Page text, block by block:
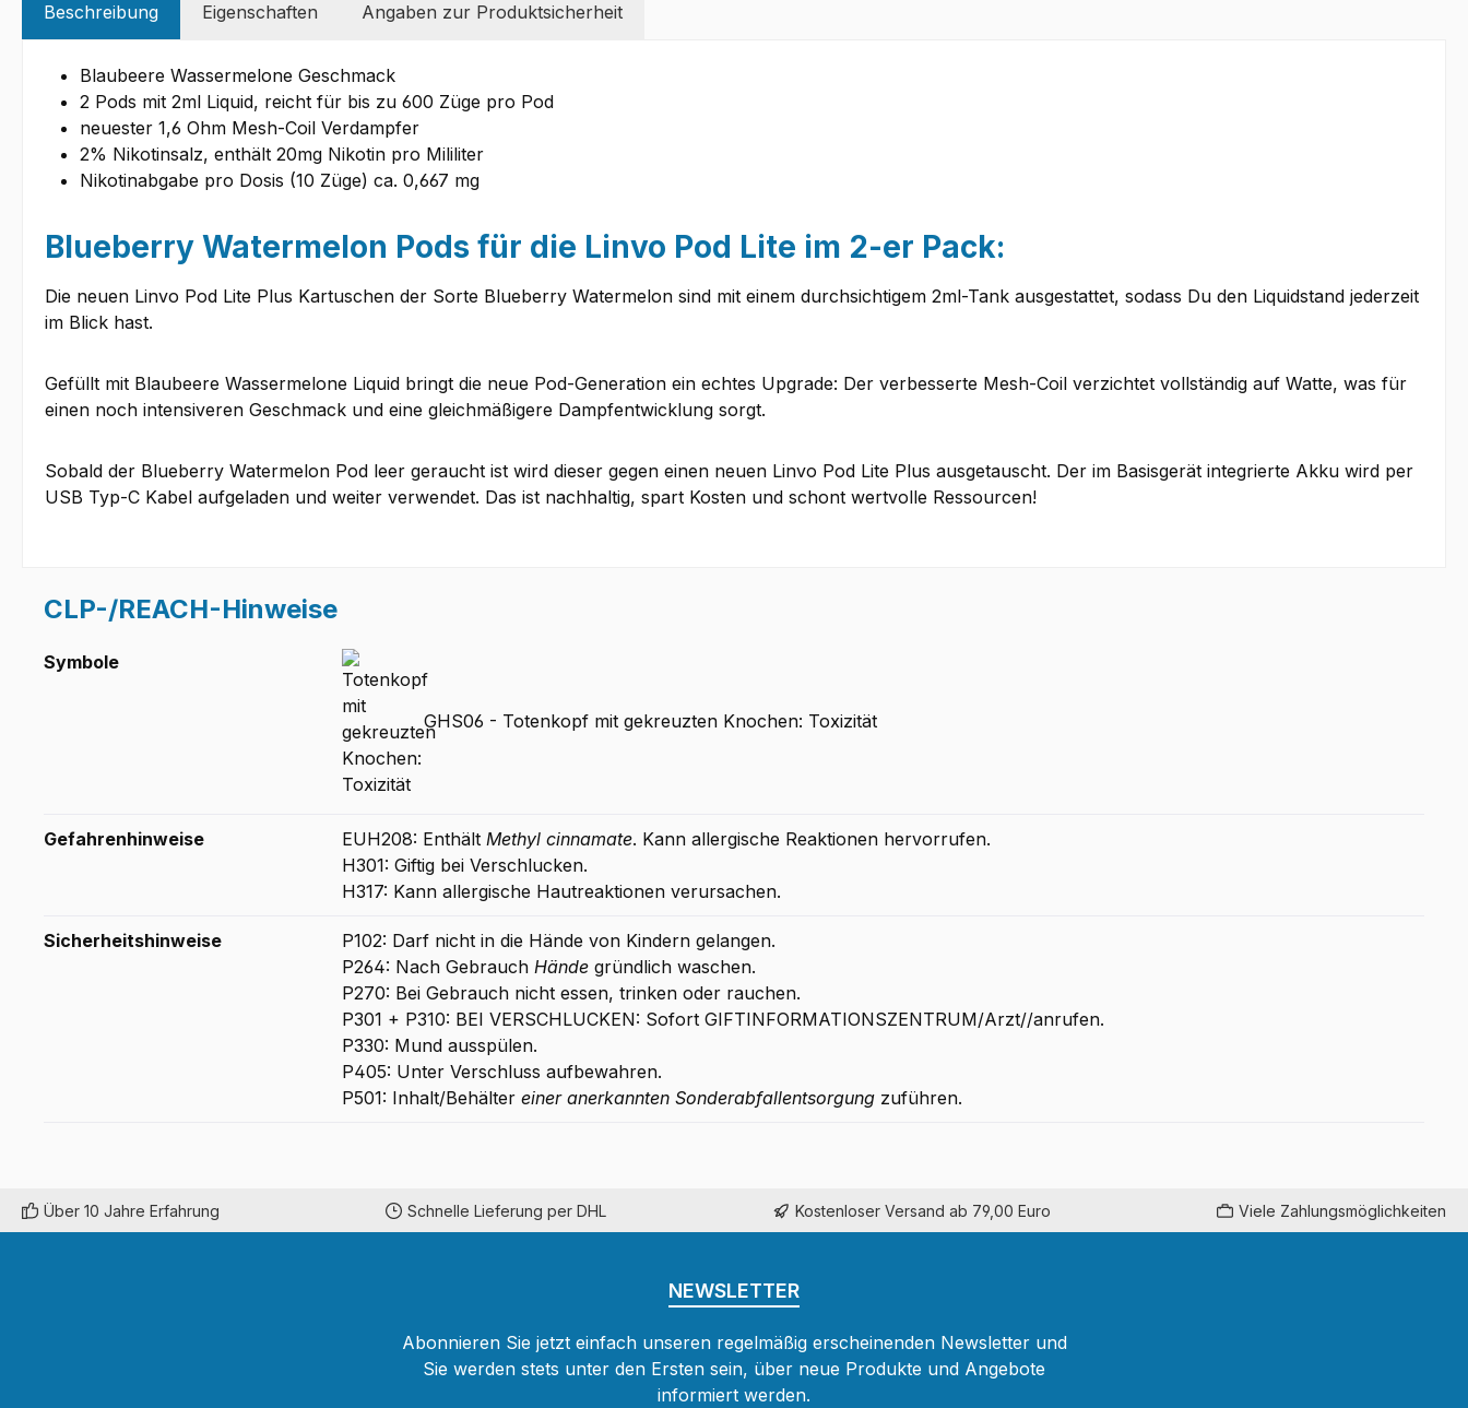
Beschreibung Eigenschaften Angaben zur Produktsicherheit
Blaubeere Wassermelone Geschmack
2 Pods mit 2ml Liquid, reicht für bis zu 600 Züge pro Pod
neuester 1,6 Ohm Mesh-Coil Verdampfer
2% Nikotinsalz, enthält 20mg Nikotin pro Mililiter
Nikotinabgabe pro Dosis (10 Züge) ca. 0,667 mg
Blueberry Watermelon Pods für die Linvo Pod Lite im 2-er Pack:
Die neuen Linvo Pod Lite Plus Kartuschen der Sorte Blueberry Watermelon sind mit einem durchsichtigem 2ml-Tank ausgestattet, sodass Du den Liquidstand jederzeit
im Blick hast.
Gefüllt mit Blaubeere Wassermelone Liquid bringt die neue Pod-Generation ein echtes Upgrade: Der verbesserte Mesh-Coil verzichtet vollständig auf Watte, was für
einen noch intensiveren Geschmack und eine gleichmäßigere Dampfentwicklung sorgt.
Sobald der Blueberry Watermelon Pod leer geraucht ist wird dieser gegen einen neuen Linvo Pod Lite Plus ausgetauscht. Der im Basisgerät integrierte Akku wird per
USB Typ-C Kabel aufgeladen und weiter verwendet. Das ist nachhaltig, spart Kosten und schont wertvolle Ressourcen!
CLP-/REACH-Hinweise
Symbole
GHS06 - Totenkopf mit gekreuzten Knochen: Toxizität
Gefahrenhinweise EUH208: Enthält Methyl cinnamate. Kann allergische Reaktionen hervorrufen.
H301: Giftig bei Verschlucken.
H317: Kann allergische Hautreaktionen verursachen.
Sicherheitshinweise
P102: Darf nicht in die Hände von Kindern gelangen.
P264: Nach Gebrauch Händegründlich waschen.
P270: Bei Gebrauch nicht essen, trinken oder rauchen.
P301 + P310: BEI VERSCHLUCKEN: Sofort GIFTINFORMATIONSZENTRUM/Arzt//anrufen.
P330: Mund ausspülen.
P405: Unter Verschluss aufbewahren.
P501: Inhalt/Behälter einer anerkannten Sonderabfallentsorgungzuführen.
Über 10 Jahre Erfahrung Schnelle Lieferung per DHL Kostenloser Versand ab 79,00 Euro Viele Zahlungsmöglichkeiten
NEWSLETTER
Abonnieren Sie jetzt einfach unseren regelmäßig erscheinenden Newsletter und
Sie werden stets unter den Ersten sein, über neue Produkte und Angebote
informiert werden.